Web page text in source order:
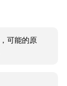
可能的原